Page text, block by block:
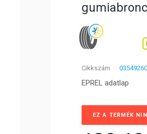
Cikkszám
EPREL adatlap
EZ A TERMÉK